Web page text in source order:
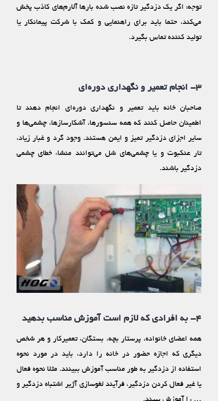
توجه: اگر یک دزدگیر تازه نصب شده بارها آلارم‌های کاذب پخش
می‌کند، حتما باید برای راهنمایی و کمک با شرکت پیمانکار یا
تولید کننده تماس بگیرد.
۳- انجام تعمیر و نگهداری دوره‌ای
صاحبان خانه باید تعمیر و نگهداری دوره‌ای انجام دهند تا
اطمینان حاصل کنند که همه سنسورها، آشکارسازها، چشمی‌ها و
سایر اجزای دزدگیر تمیز و ایمن هستند. وجود گرد و غبار زیاد،
تار عنکبوت و یا چشمی‌های شل می‌توانند منشاء خطای چشمی
دزدگیر باشند.
۴- به افرادی که لازم است آموزش مناسب بدهید
همه اعضای خانواده، پرستار بچه، بستگان، تعمیرکار و هر شخص
دیگری که اجازه حضور در خانه را دارد، باید در مورد نحوه
استفاده از دزدگیر به طور مناسب آموزش ببینند. مثلا نحوه فعال
یا غیر فعال کردن دزدگیر، فرآیند لغوسازی آژیر اشتباه دزدگیر و